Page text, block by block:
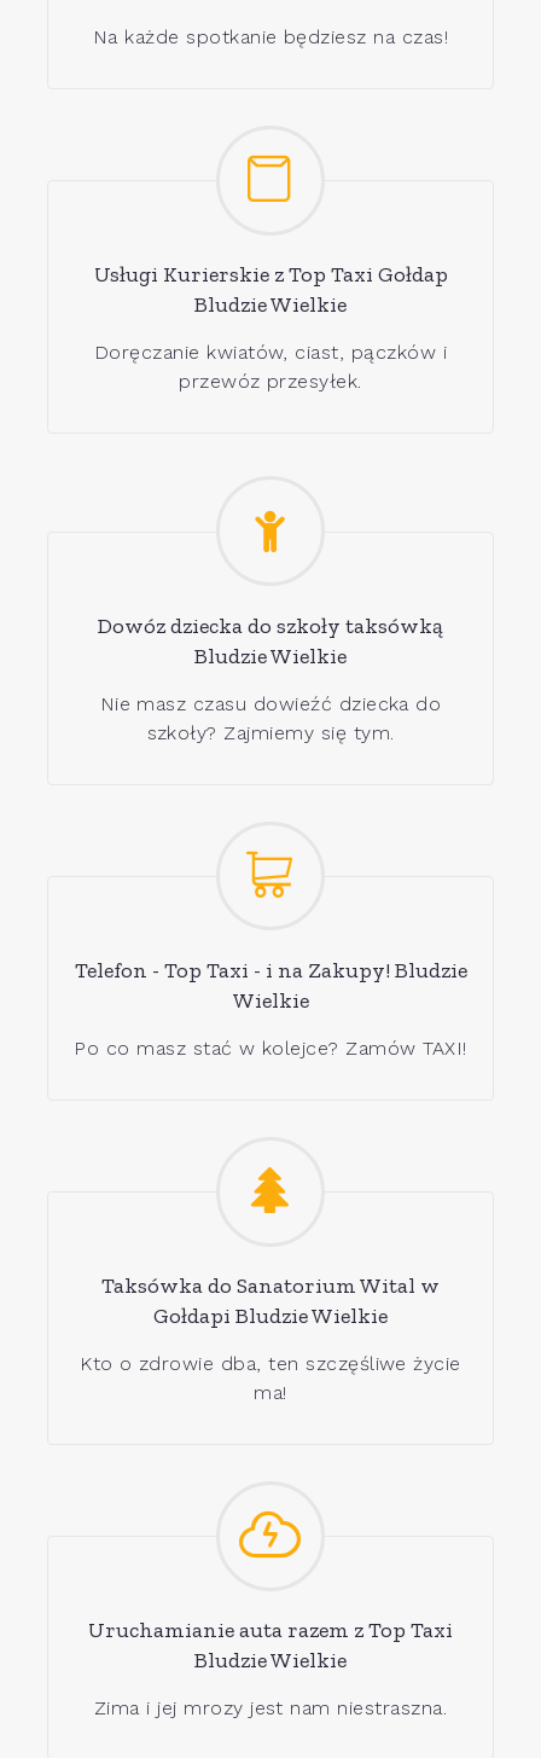
Na każde spotkanie będziesz na czas!
Usługi Kurierskie z Top Taxi Gołdap
Bludzie Wielkie
Doręczanie kwiatów, ciast, pączków i
przewóz przesyłek.
Dowóz dziecka do szkoły taksówką
Bludzie Wielkie
Nie masz czasu dowieźć dziecka do
szkoły? Zajmiemy się tym.
Telefon - Top Taxi - i na Zakupy! Bludzie
Wielkie
Po co masz stać w kolejce? Zamów TAXI!
Taksówka do Sanatorium Wital w
Gołdapi Bludzie Wielkie
Kto o zdrowie dba, ten szczęśliwe życie
ma!
Uruchamianie auta razem z Top Taxi
Bludzie Wielkie
Zima i jej mrozy jest nam niestraszna.